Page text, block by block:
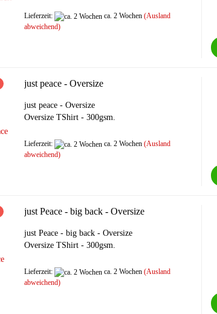
Lieferzeit: ca. 2 Wochen (Ausland
abweichend)
just peace - Oversize
just peace - Oversize
Oversize TShirt - 300gsm.
Lieferzeit: ca. 2 Wochen (Ausland
abweichend)
just Peace - big back - Oversize
just Peace - big back - Oversize
Oversize TShirt - 300gsm.
Lieferzeit: ca. 2 Wochen (Ausland
abweichend)